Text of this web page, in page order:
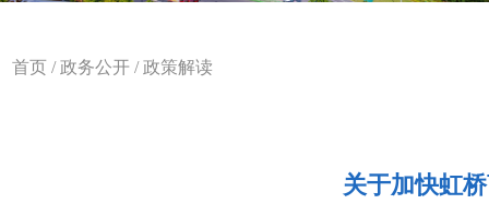
首页 /政务公开 /政策解读
关于加快虹